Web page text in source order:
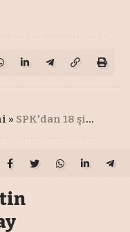
» SPK'dan 18 şirketin başvurusuna onay